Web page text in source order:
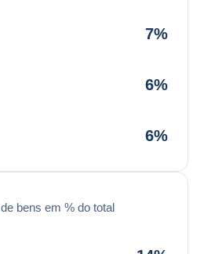
7%
6%
6%
de bens em % do total